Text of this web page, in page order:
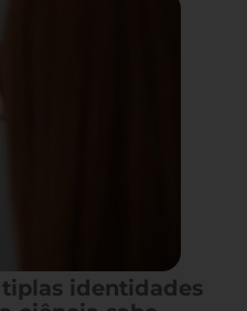
identidades